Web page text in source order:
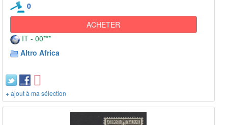
0
ACHETER
IT - 00***
Altro Africa
+ ajout à ma sélection